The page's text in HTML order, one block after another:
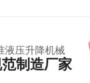
液压升降机械
制造厂家